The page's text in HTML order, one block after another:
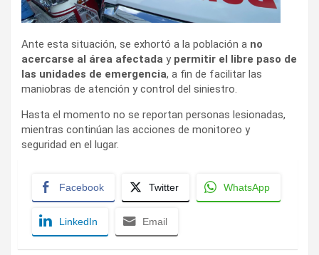
Ante esta situación, se exhortó a la población a no
acercarse al área afectada y permitir el libre paso de
las unidades de emergencia, a fin de facilitar las
maniobras de atención y control del siniestro.
Hasta el momento no se reportan personas lesionadas,
mientras continúan las acciones de monitoreo y
seguridad en el lugar.
Facebook Twitter WhatsApp
LinkedIn Email